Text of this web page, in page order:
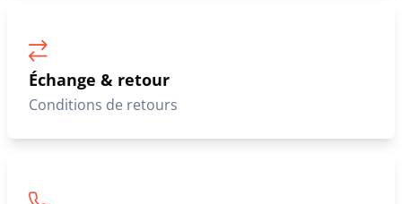
Échange & retour
Conditions de retours